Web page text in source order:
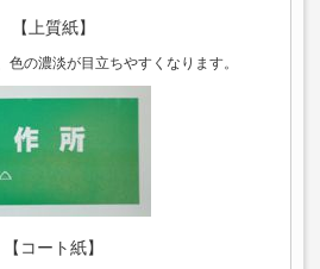
【上質紙】
色の濃淡が目立ちやすくなります。
【コート紙】